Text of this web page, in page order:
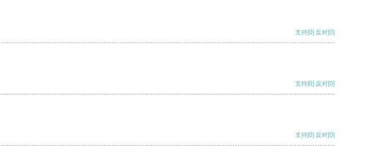
支持[0] 反对[0]
支持[0] 反对[0]
支持[0] 反对[0]